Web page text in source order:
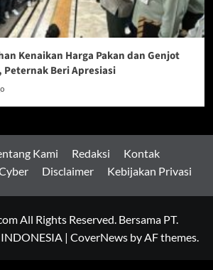
Kenaikan Harga Pakan dan Genjot
Peternak Beri Apresiasi
Kami Redaksi
Kontak
Disclaimer Kebijakan Privasi
All Rights Reserved. Bersama PT.
| CoverNews by AF themes.